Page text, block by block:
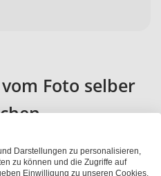
Foto selber
und verschenken ist zu
beliebt. Bei PhotoFancy
Darstellungen zu personalisieren,
zu können und die Zugriffe auf
Einwilligung zu unseren Cookies,